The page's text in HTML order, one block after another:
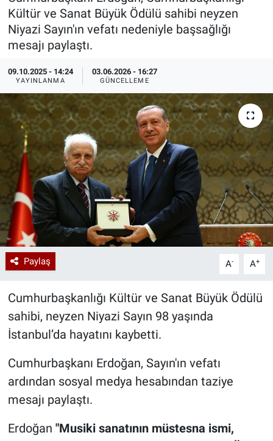
Kültür ve Sanat Büyük Ödülü sahibi neyzen
Niyazi Sayın'ın vefatı nedeniyle başsağlığı
mesajı paylaştı.
09.10.2025 - 14:24
YAYINLANMA
03.06.2026 - 16:27
GÜNCELLEME
Paylaş A- A+
Cumhurbaşkanlığı Kültür ve Sanat Büyük Ödülü
sahibi, neyzen Niyazi Sayın 98 yaşında
İstanbul’da hayatını kaybetti.
Cumhurbaşkanı Erdoğan, Sayın'ın vefatı
ardından sosyal medya hesabından taziye
mesajı paylaştı.
Erdoğan "Musiki sanatının müstesna ismi,
Özel Haberler
Yazarlar
Dünya
Medya
Özel Haberler
Kadın
Erişim Bilgileri
Sağlık
Teknoloji
Ramazan
Haber Arşivi